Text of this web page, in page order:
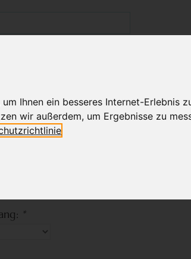
Ihnen ein besseres Internet-Erlebnis
wir außerdem, um Ergebnisse zu
AUTOS
GEFÜTTERT
*